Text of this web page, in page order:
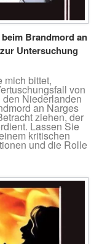
Brandmord an
Untersuchung
mich bittet,
von
Niederlanden
an Narges
ziehen, der
Lassen Sie
kritischen
und die Rolle